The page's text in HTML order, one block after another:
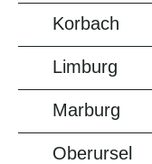
Korbach
Limburg
Marburg
Oberursel